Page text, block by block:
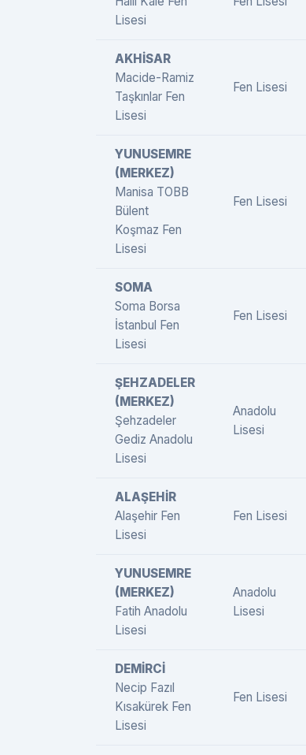
Lisesi
AKHİSAR
Macide-Ramiz
Taşkınlar Fen
Lisesi
Fen Lisesi
YUNUSEMRE
(MERKEZ)
Manisa TOBB
Bülent
Koşmaz Fen
Lisesi
Fen Lisesi
SOMA
Soma Borsa
İstanbul Fen
Lisesi
Fen Lisesi
ŞEHZADELER
(MERKEZ)
Şehzadeler
Gediz Anadolu
Lisesi
Anadolu
Lisesi
ALAŞEHİR
Alaşehir Fen
Lisesi
Fen Lisesi
YUNUSEMRE
(MERKEZ)
Fatih Anadolu
Lisesi
Anadolu
Lisesi
DEMİRCİ
Necip Fazıl
Kısakürek Fen
Lisesi
Fen Lisesi